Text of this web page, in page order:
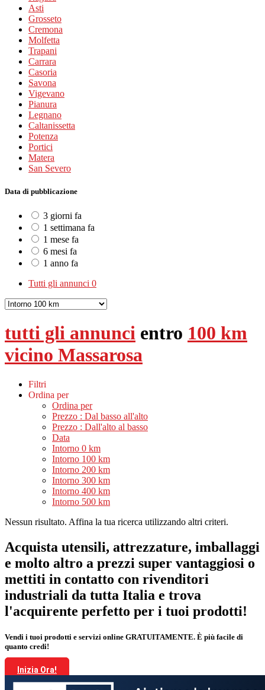
Asti
Grosseto
Cremona
Molfetta
Trapani
Carrara
Casoria
Savona
Vigevano
Pianura
Legnano
Caltanissetta
Potenza
Portici
Matera
San Severo
Data di pubblicazione
3 giorni fa
1 settimana fa
1 mese fa
6 mesi fa
1 anno fa
Tutti gli annunci 0
tutti gli annunci entro 100 km
vicino Massarosa
Filtri
Ordina per
Ordina per
Prezzo : Dal basso all'alto
Prezzo : Dall'alto al basso
Data
Intorno 0 km
Intorno 100 km
Intorno 200 km
Intorno 300 km
Intorno 400 km
Intorno 500 km
Nessun risultato. Affina la tua ricerca utilizzando altri criteri.
Acquista utensili, attrezzature, imballaggi
e molto altro a prezzi super vantaggiosi o
mettiti in contatto con rivenditori
industriali da tutta Italia e trova
l'acquirente perfetto per i tuoi prodotti!
Vendi i tuoi prodotti e servizi online GRATUITAMENTE. È più facile di
quanto credi!
Inizia Ora!